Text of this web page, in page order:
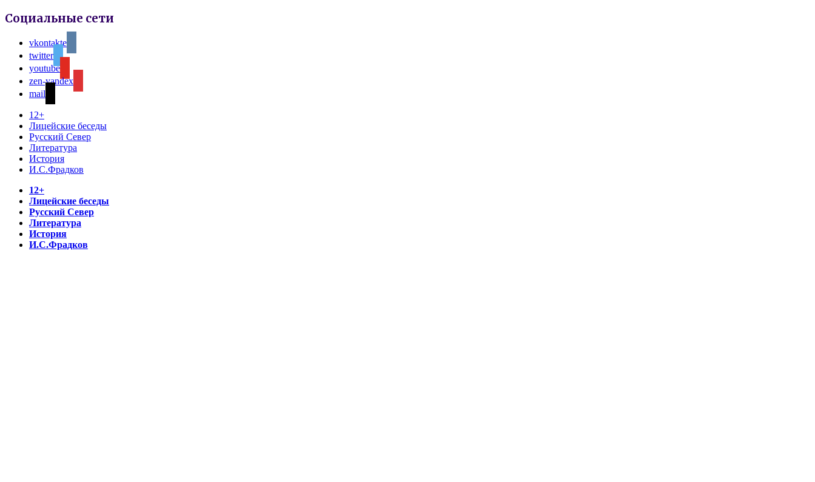
Социальные сети
vkontakte
twitter
youtube
zen-yandex
mail
12+
Лицейские беседы
Русский Север
Литература
История
И.С.Фрадков
12+
Лицейские беседы
Русский Север
Литература
История
И.С.Фрадков